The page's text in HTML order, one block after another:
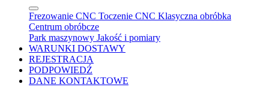
Frezowanie CNC Toczenie CNC Klasyczna obróbka
Centrum obróbcze
Park maszynowy Jakość i pomiary
WARUNKI DOSTAWY
REJESTRACJA
PODPOWIEDŹ
DANE KONTAKTOWE